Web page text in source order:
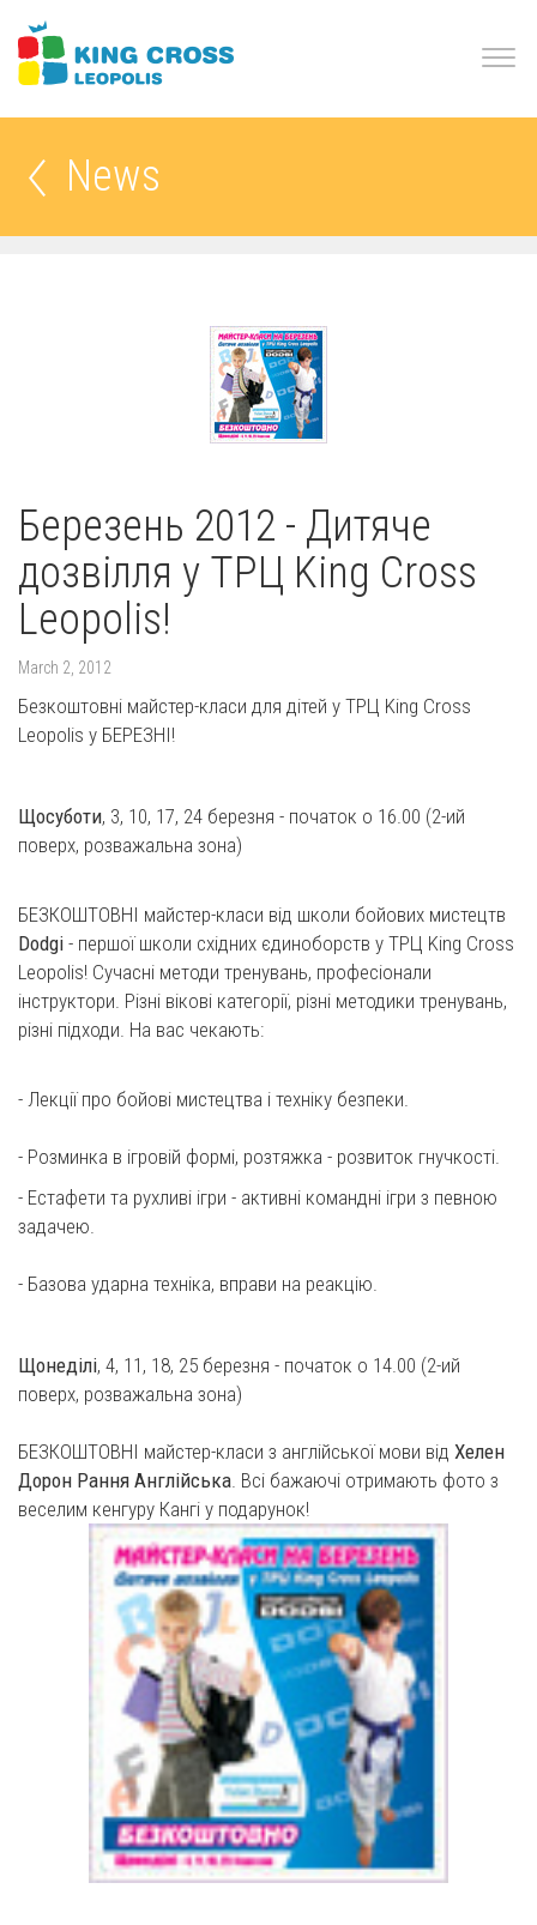
News
Березень 2012 - Дитяче
дозвілля у ТРЦ King Cross
Leopolis!
March 2, 2012
Безкоштовні майстер-класи для дітей у ТРЦ King Cross
Leopolis у БЕРЕЗНІ!
Щосуботи, 3, 10, 17, 24 березня - початок о 16.00 (2-ий
поверх, розважальна зона)
БЕЗКОШТОВНІ майстер-класи від школи бойових мистецтв
Dodgi - першої школи східних єдиноборств у ТРЦ King Cross
Leopolis! Сучасні методи тренувань, професіонали
інструктори. Різні вікові категорії, різні методики тренувань,
різні підходи. На вас чекають:
- Лекції про бойові мистецтва і техніку безпеки.
- Розминка в ігровій формі, розтяжка - розвиток гнучкості.
- Естафети та рухливі ігри - активні командні ігри з певною
задачею.
- Базова ударна техніка, вправи на реакцію.
Щонеділі, 4, 11, 18, 25 березня - початок о 14.00 (2-ий
поверх, розважальна зона)
БЕЗКОШТОВНІ майстер-класи з англійської мови від Хелен
Дорон Рання Англійська. Всі бажаючі отримають фото з
веселим кенгуру Кангі у подарунок!